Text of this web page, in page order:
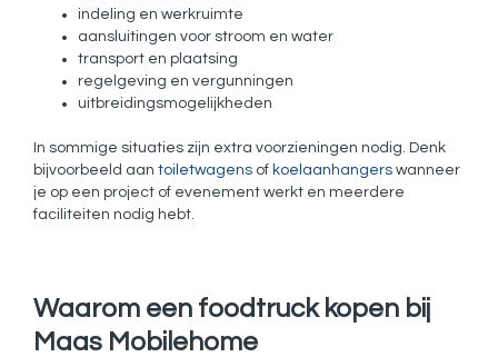
indeling en werkruimte
aansluitingen voor stroom en water
transport en plaatsing
regelgeving en vergunningen
uitbreidingsmogelijkheden
In sommige situaties zijn extra voorzieningen nodig. Denk
bijvoorbeeld aan toiletwagens of koelaanhangers wanneer
je op een project of evenement werkt en meerdere
faciliteiten nodig hebt.
Waarom een foodtruck kopen bij
Maas Mobilehome